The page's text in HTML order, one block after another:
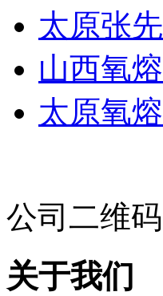
太原张
山西氧
太原氧
公司二维码
关于我们